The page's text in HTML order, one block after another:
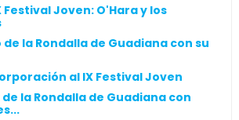
Festival Joven: O'Hara y los
la Rondalla de Guadiana con su
al IX Festival Joven
la Rondalla de Guadiana con